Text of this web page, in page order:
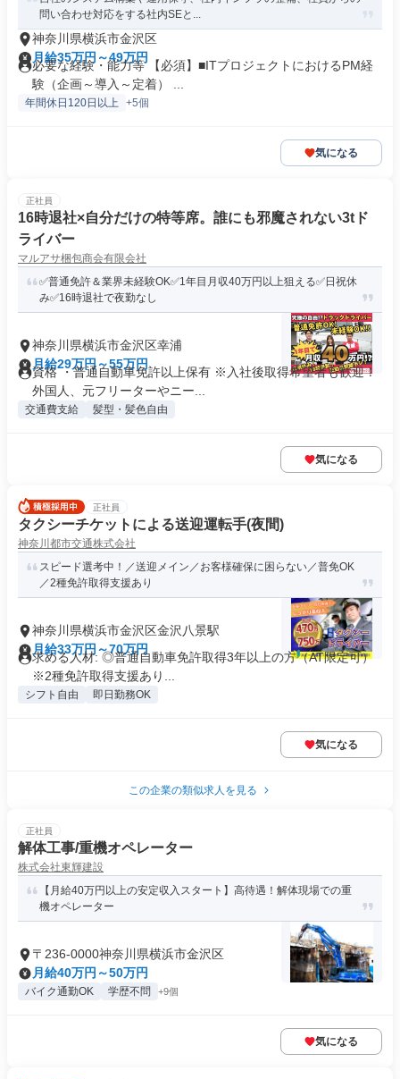
問い合わせ対応をする社内SEと...
神奈川県横浜市金沢区
月給35万円～49万円
必要な経験・能力等 【必須】■ITプロジェクトにおけるPM経
験（企画～導入～定着） ...
年間休日120日以上 +5個
気になる
正社員
16時退社×自分だけの特等席。誰にも邪魔されない3tド
ライバー
マルアサ梱包商会有限会社
✅普通免許＆業界未経験OK✅1年目月収40万円以上狙える✅日祝休
み✅16時退社で夜勤なし
神奈川県横浜市金沢区幸浦
月給29万円～55万円
資格 ・普通自動車免許以上保有 ※入社後取得希望者も歓迎！
外国人、元フリーターやニー...
交通費支給 髪型・髪色自由
気になる
正社員
タクシーチケットによる送迎運転手(夜間)
神奈川都市交通株式会社
スピード選考中！／送迎メイン／お客様確保に困らない／普免OK
／2種免許取得支援あり
神奈川県横浜市金沢区金沢八景駅
月給33万円～70万円
求める人材: ◎普通自動車免許取得3年以上の方（AT限定可）
※2種免許取得支援あり...
シフト自由 即日勤務OK
気になる
この企業の類似求人を見る
正社員
解体工事/重機オペレーター
株式会社東輝建設
【月給40万円以上の安定収入スタート】高待遇！解体現場での重
機オペレーター
〒236-0000神奈川県横浜市金沢区
月給40万円～50万円
バイク通勤OK 学歴不問 +9個
気になる